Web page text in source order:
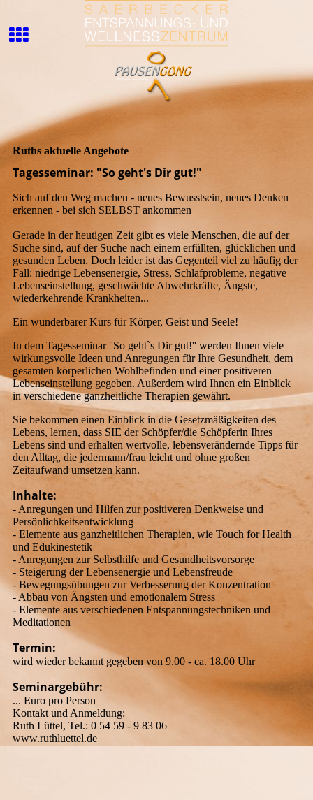
Ruths aktuelle Angebote
Tagesseminar: "So geht's Dir gut!"
Sich auf den Weg machen - neues Bewusstsein, neues Denken
erkennen - bei sich SELBST ankommen
Gerade in der heutigen Zeit gibt es viele Menschen, die auf der
Suche sind, auf der Suche nach einem erfüllten, glücklichen und
gesunden Leben. Doch leider ist das Gegenteil viel zu häufig der
Fall: niedrige Lebensenergie, Stress, Schlafprobleme, negative
Lebenseinstellung, geschwächte Abwehrkräfte, Ängste,
wiederkehrende Krankheiten...
Ein wunderbarer Kurs für Körper, Geist und Seele!
In dem Tagesseminar ''So geht`s Dir gut!'' werden Ihnen viele
wirkungsvolle Ideen und Anregungen für Ihre Gesundheit, dem
gesamten körperlichen Wohlbefinden und einer positiveren
Lebenseinstellung gegeben. Außerdem wird Ihnen ein Einblick
in verschiedene ganzheitliche Therapien gewährt.
Sie bekommen einen Einblick in die Gesetzmäßigkeiten des
Lebens, lernen, dass SIE der Schöpfer/die Schöpferin Ihres
Lebens sind und erhalten wertvolle, lebensverändernde Tipps für
den Alltag, die jedermann/frau leicht und ohne großen
Zeitaufwand umsetzen kann.
Inhalte:
- Anregungen und Hilfen zur positiveren Denkweise und
Persönlichkeitsentwicklung
- Elemente aus ganzheitlichen Therapien, wie Touch for Health
und Edukinestetik
- Anregungen zur Selbsthilfe und Gesundheitsvorsorge
- Steigerung der Lebensenergie und Lebensfreude
- Bewegungsübungen zur Verbesserung der Konzentration
- Abbau von Ängsten und emotionalem Stress
- Elemente aus verschiedenen Entspannungstechniken und
Meditationen
Termin:
wird wieder bekannt gegeben von 9.00 - ca. 18.00 Uhr
Seminargebühr:
... Euro pro Person
Kontakt und Anmeldung:
Ruth Lüttel, Tel.: 0 54 59 - 9 83 06
www.ruthluettel.de